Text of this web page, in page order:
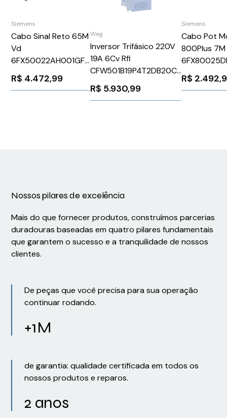
Siemens
Cabo Sinal Reto 65M
Vd
6FX50022AH001GF0
Siemens 1280467
R$ 4.472,99
Weg
Inversor Trifásico 220V
19A 6Cv Rfi
CFW501B19P4T2DB20C3
WEG Weg 13531425
R$ 5.930,99
Siemens
Cabo Pot
800Plus 7M
Siemens
R$
Nossos pilares de excelência
Mais do que fornecer produtos, construímos parcerias
duradouras baseadas em quatro pilares fundamentais
que garantem o sucesso e a tranquilidade de nossos
clientes.
De peças que você precisa para sua operação
continuar rodando.
+1M
de garantia: qualidade certificada em todos os
nossos produtos e reparos.
2 anos